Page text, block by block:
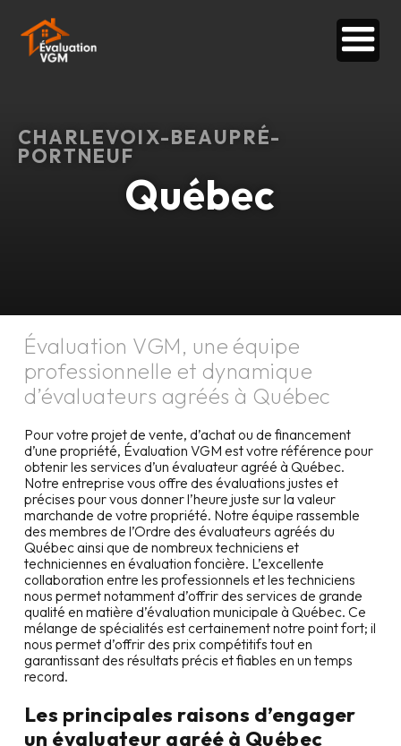
CHARLEVOIX-BEAUPRÉ-
PORTNEUF
Québec
Évaluation VGM, une équipe
professionnelle et dynamique
d’évaluateurs agréés à Québec
Pour votre projet de vente, d’achat ou de financement
d’une propriété, Évaluation VGM est votre référence pour
obtenir les services d’un évaluateur agréé à Québec.
Notre entreprise vous offre des évaluations justes et
précises pour vous donner l’heure juste sur la valeur
marchande de votre propriété. Notre équipe rassemble
des membres de l’Ordre des évaluateurs agréés du
Québec ainsi que de nombreux techniciens et
techniciennes en évaluation foncière. L’excellente
collaboration entre les professionnels et les techniciens
nous permet notamment d’offrir des services de grande
qualité en matière d’évaluation municipale à Québec. Ce
mélange de spécialités est certainement notre point fort; il
nous permet d’offrir des prix compétitifs tout en
garantissant des résultats précis et fiables en un temps
record.
Les principales raisons d’engager
un évaluateur agréé à Québec